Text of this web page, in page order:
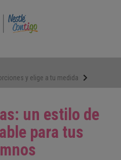
y elige a tu medida
un estilo de
para tus